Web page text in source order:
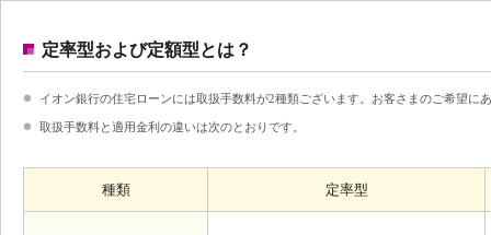
定率型および定額型とは？
イオン銀行の住宅ローンには取扱手数料が2種類ございます。お客さまのご希望に
取扱手数料と適用金利の違いは次のとおりです。
種類 定率型